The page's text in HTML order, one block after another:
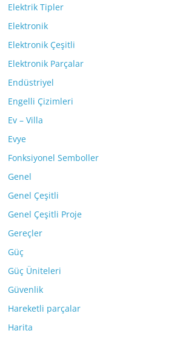
Elektrik Tipler
Elektronik
Elektronik Çeşitli
Elektronik Parçalar
Endüstriyel
Engelli Çizimleri
Ev – Villa
Evye
Fonksiyonel Semboller
Genel
Genel Çeşitli
Genel Çeşitli Proje
Gereçler
Güç
Güç Üniteleri
Güvenlik
Hareketli parçalar
Harita